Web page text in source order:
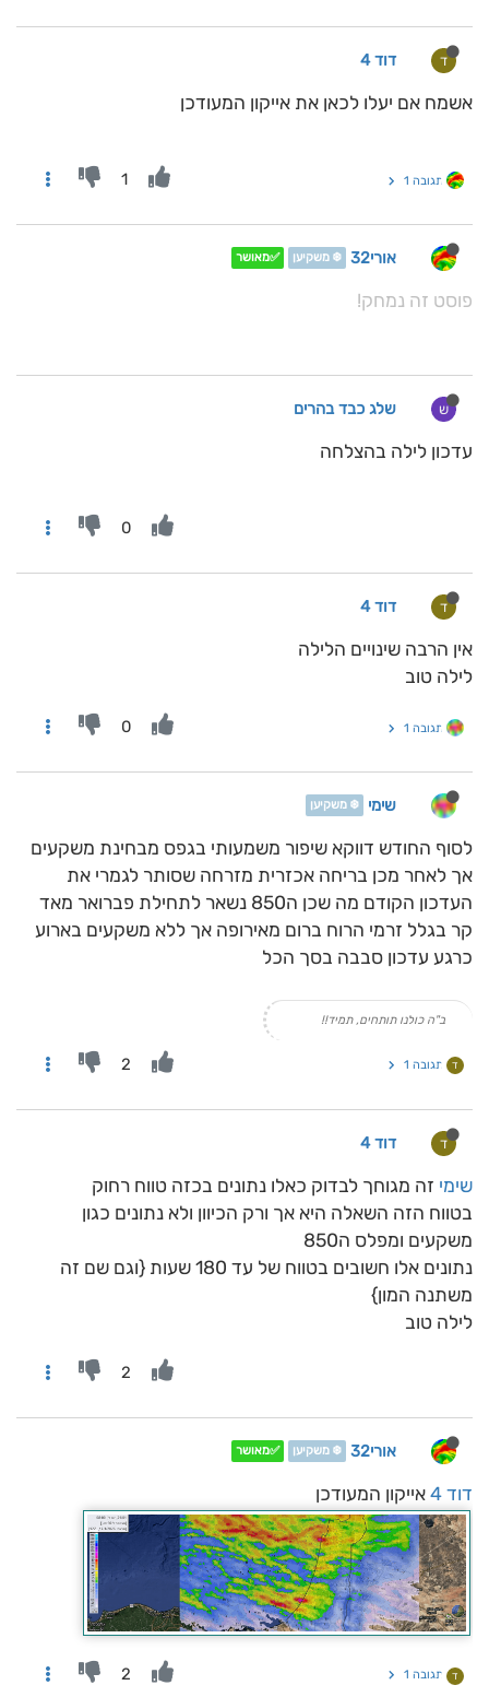
ד דוד 4
אשמח אם יעלו לכאן את אייקון המעודכן
תגובה 1 1
אורי32 ❄️ משקיען ✅מאושר
פוסט זה נמחק!
ש שלג כבד בהרים
עדכון לילה בהצלחה
0
ד דוד 4
אין הרבה שינויים הלילה
לילה טוב
תגובה 1 0
שימי ❄️ משקיען
לסוף החודש דווקא שיפור משמעותי בגפס מבחינת משקעים
אך לאחר מכן בריחה אכזרית מזרחה שסותר לגמרי את
העדכון הקודם מה שכן ה850 נשאר לתחילת פברואר מאד
קר בגלל זרמי הרוח ברום מאירופה אך ללא משקעים בארוע
כרגע עדכון סבבה בסך הכל
ב"ה כולנו תותחים, תמיד!!
ד תגובה 1 2
ד דוד 4
שימי זה מגוחך לבדוק כאלו נתונים בכזה טווח רחוק
בטווח הזה השאלה היא אך ורק הכיוון ולא נתונים כגון
משקעים ומפלס ה850
נתונים אלו חשובים בטווח של עד 180 שעות {וגם שם זה
משתנה המון}
לילה טוב
2
אורי32 ❄️ משקיען ✅מאושר
דוד 4 אייקון המעודכן
ד תגובה 1 2